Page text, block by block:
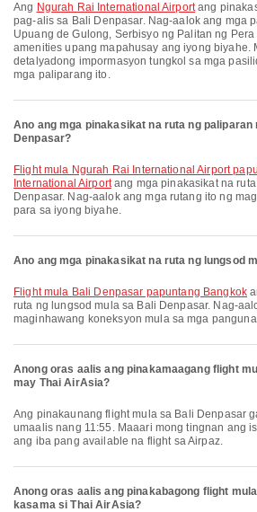
Ang Ngurah Rai International Airportang
pag-alis sa Bali Denpasar. Nag-aalok ang mga
Upuang de Gulong, Serbisyo ng Palitan ng
amenities upang mapahusay ang iyong biyahe.
detalyadong impormasyon tungkol sa mga
mga paliparang ito.
Ano ang mga pinakasikat na ruta ng paliparan
Denpasar?
flight mula Ngurah Rai International Airport papuntang Don Mueang
International Airportang mga pinakasikat na
Denpasar. Nag-aalok ang mga rutang ito ng
para sa iyong biyahe.
Ano ang mga pinakasikat na ruta ng lungsod
flight mula Bali Denpasar papuntang Bangkok
ruta ng lungsod mula sa Bali Denpasar. Nag-
maginhawang koneksyon mula sa mga
Anong oras aalis ang pinakamaagang flight
may Thai AirAsia?
Ang pinakaunang flight mula sa Bali Denpasar gamit ang Thai AirAsia ay
umaalis nang 11:55. Maaari mong tingnan ang
ang iba pang available na flight sa Airpaz.
Anong oras aalis ang pinakabagong flight
kasama si Thai AirAsia?